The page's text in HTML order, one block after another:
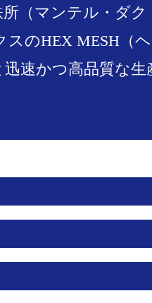
（マンテル・ダ
のHEX MESH（
速かつ高品質な